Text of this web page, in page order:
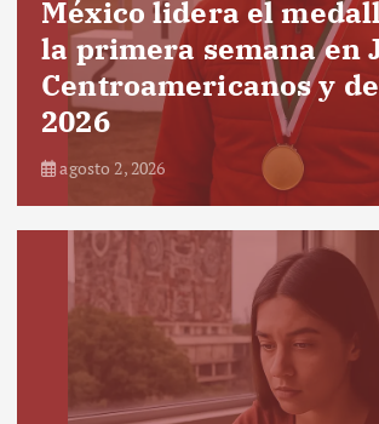
México lidera el
la primera semana en
Centroamericanos y
2026
agosto 2, 2026